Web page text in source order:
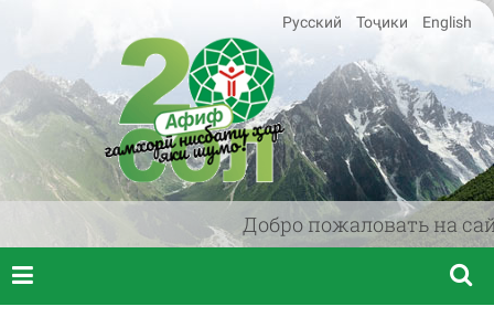
Добро пожаловать на
Русский Тоҷики English